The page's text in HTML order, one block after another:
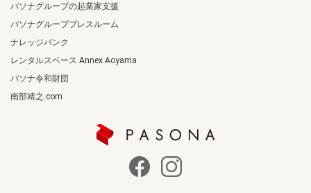
パソナグループの起業家支援
パソナグループプレスルーム
ナレッジバンク
レンタルスペース Annex Aoyama
パソナ令和財団
南部靖之.com